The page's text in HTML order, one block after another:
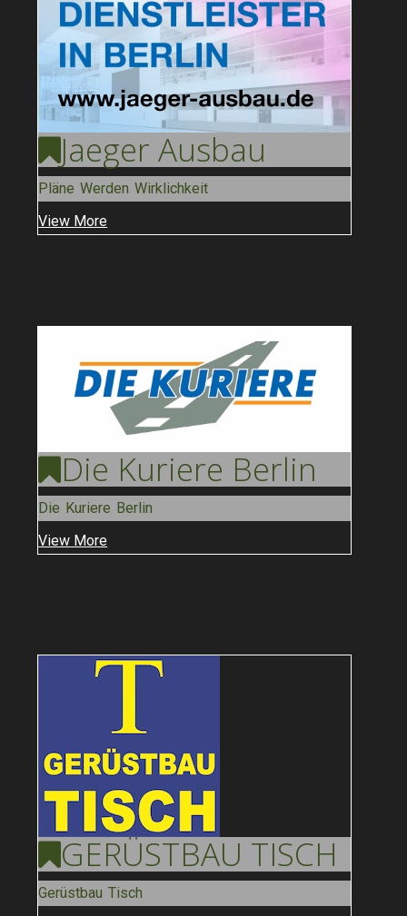
Jaeger Ausbau
Pläne Werden Wirklichkeit
View More
Die Kuriere Berlin
Die Kuriere Berlin
View More
GERÜSTBAU TISCH
Gerüstbau Tisch